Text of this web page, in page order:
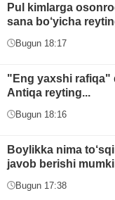
Pul kimlarga
sana bo‘yicha
Bugun 18:17
"Eng yaxshi rafiqa"
Antiqa reyting...
Bugun 18:16
Boylikka nima
javob berishi
Bugun 17:38